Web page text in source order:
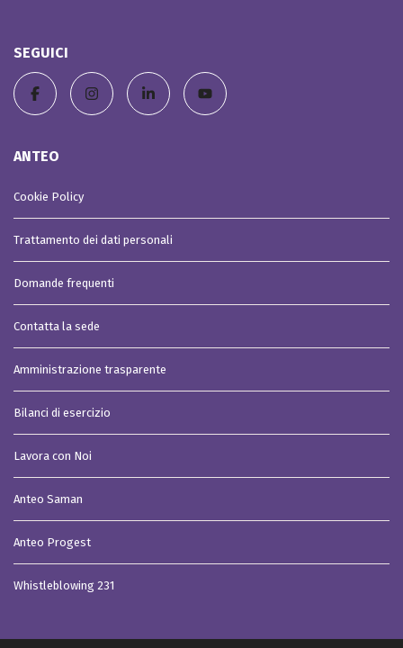
SEGUICI
ANTEO
Cookie Policy
Trattamento dei dati personali
Domande frequenti
Contatta la sede
Amministrazione trasparente
Bilanci di esercizio
Lavora con Noi
Anteo Saman
Anteo Progest
Whistleblowing 231